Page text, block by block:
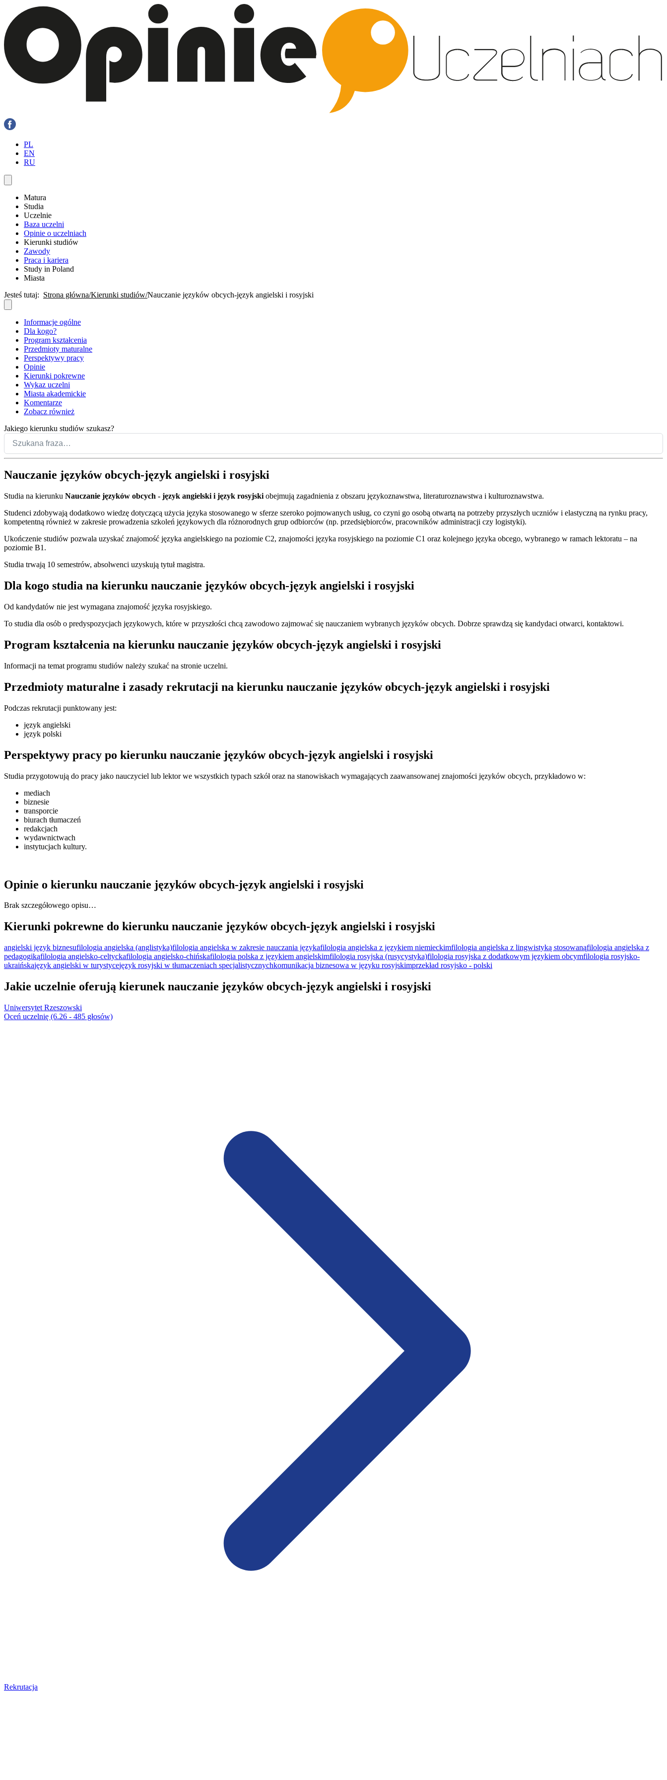
PL
EN
RU
Matura
Studia
Uczelnie
Baza uczelni
Opinie o uczelniach
Kierunki studiów
Zawody
Praca i kariera
Study in Poland
Miasta
Jesteś tutaj: Strona główna Kierunki studiów Nauczanie języków obcych-język angielski i rosyjski
Informacje ogólne
Dla kogo?
Program kształcenia
Przedmioty maturalne
Perspektywy pracy
Opinie
Kierunki pokrewne
Wykaz uczelni
Miasta akademickie
Komentarze
Zobacz również
Jakiego kierunku studiów szukasz?
Nauczanie języków obcych-język angielski i rosyjski
Studia na kierunku Nauczanie języków obcych - język angielski i język rosyjski obejmują zagadnienia z obszaru językoznawstwa, literaturoznawstwa i kulturoznawstwa.
Studenci zdobywają dodatkowo wiedzę dotyczącą użycia języka stosowanego w sferze szeroko pojmowanych usług, co czyni go osobą otwartą na potrzeby przyszłych uczniów i elastyczną na rynku pracy,
kompetentną również w zakresie prowadzenia szkoleń językowych dla różnorodnych grup odbiorców (np. przedsiębiorców, pracowników administracji czy logistyki).
Ukończenie studiów pozwala uzyskać znajomość języka angielskiego na poziomie C2, znajomości języka rosyjskiego na poziomie C1 oraz kolejnego języka obcego, wybranego w ramach lektoratu – na
poziomie B1.
Studia trwają 10 semestrów, absolwenci uzyskują tytuł magistra.
Dla kogo studia na kierunku nauczanie języków obcych-język angielski i rosyjski
Od kandydatów nie jest wymagana znajomość języka rosyjskiego.
To studia dla osób o predyspozycjach językowych, które w przyszłości chcą zawodowo zajmować się nauczaniem wybranych języków obcych. Dobrze sprawdzą się kandydaci otwarci, kontaktowi.
Program kształcenia na kierunku nauczanie języków obcych-język angielski i rosyjski
Informacji na temat programu studiów należy szukać na stronie uczelni.
Przedmioty maturalne i zasady rekrutacji na kierunku nauczanie języków obcych-język angielski i rosyjski
Podczas rekrutacji punktowany jest:
język angielski
język polski
Perspektywy pracy po kierunku nauczanie języków obcych-język angielski i rosyjski
Studia przygotowują do pracy jako nauczyciel lub lektor we wszystkich typach szkół oraz na stanowiskach wymagających zaawansowanej znajomości języków obcych, przykładowo w:
mediach
biznesie
transporcie
biurach tłumaczeń
redakcjach
wydawnictwach
instytucjach kultury.
Opinie o kierunku nauczanie języków obcych-język angielski i rosyjski
Brak szczegółowego opisu…
Kierunki pokrewne do kierunku nauczanie języków obcych-język angielski i rosyjski
angielski język biznesufilologia angielska (anglistyka)filologia angielska w zakresie nauczania językafilologia angielska z językiem niemieckimfilologia angielska z lingwistyką stosowanąfilologia angielska z
pedagogikąfilologia angielsko-celtyckafilologia angielsko-chińskafilologia polska z językiem angielskimfilologia rosyjska (rusycystyka)filologia rosyjska z dodatkowym językiem obcymfilologia rosyjsko-
ukraińskajęzyk angielski w turystycejęzyk rosyjski w tłumaczeniach specjalistycznychkomunikacja biznesowa w języku rosyjskimprzekład rosyjsko - polski
Jakie uczelnie oferują kierunek nauczanie języków obcych-język angielski i rosyjski
Uniwersytet Rzeszowski
Oceń uczelnię (6.26 - 485 głosów)
Rekrutacja